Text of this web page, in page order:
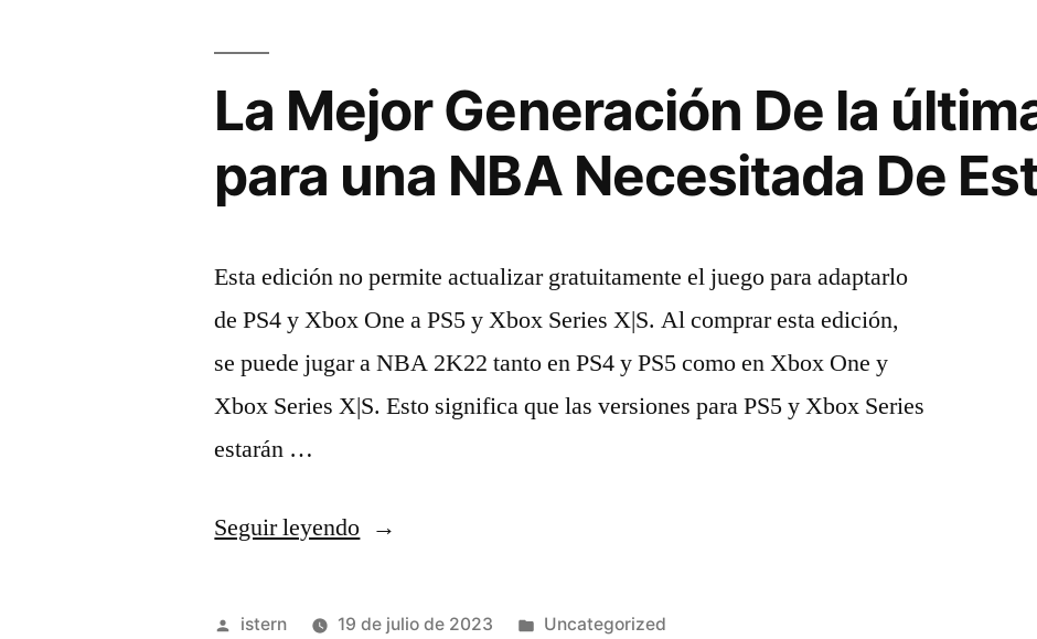
La Mejor Generación De la
para una NBA Necesitada De
Esta edición no permite actualizar gratuitamente el juego para adaptarlo
de PS4 y Xbox One a PS5 y Xbox Series X|S. Al comprar esta edición,
se puede jugar a NBA 2K22 tanto en PS4 y PS5 como en Xbox One y
Xbox Series X|S. Esto significa que las versiones para PS5 y Xbox Series
estarán …
Seguir leyendo«La
Generación
Publicado
istern 19 de julio de 2023
Publicado
Uncategorized